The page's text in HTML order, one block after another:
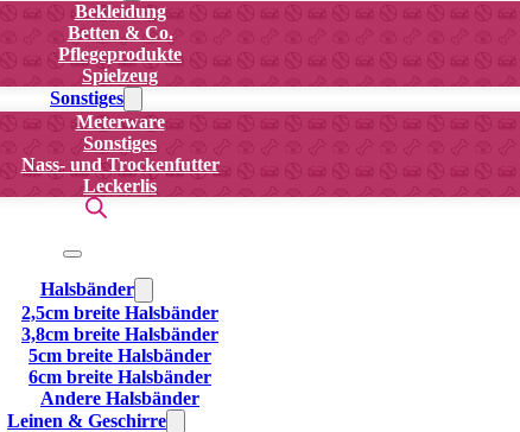
Bekleidung
Betten & Co.
Pflegeprodukte
Spielzeug
Sonstiges
Meterware
Sonstiges
Nass- und Trockenfutter
Leckerlis
Halsbänder
2,5cm breite Halsbänder
3,8cm breite Halsbänder
5cm breite Halsbänder
6cm breite Halsbänder
Andere Halsbänder
Leinen & Geschirre